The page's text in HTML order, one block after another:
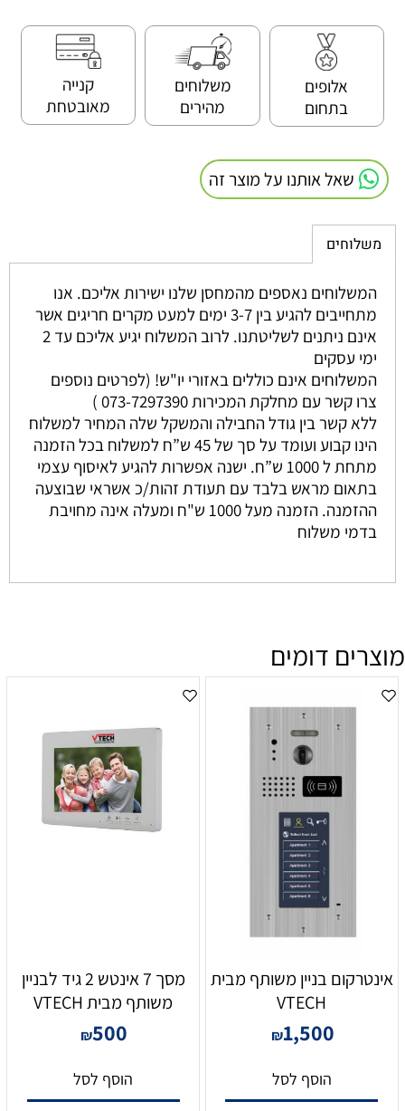
אלופים
בתחום
משלוחים
מהירים
קנייה
מאובטחת
שאל אותנו על מוצר זה
משלוחים
המשלוחים נאספים מהמחסן שלנו ישירות אליכם. אנו
מתחייבים להגיע בין 3-7 ימים למעט מקרים חריגים אשר
אינם ניתנים לשליטתנו. לרוב המשלוח יגיע אליכם עד 2
ימי עסקים
המשלוחים אינם כוללים באזורי יו"ש! (לפרטים נוספים
צרו קשר עם מחלקת המכירות 073-7297390 )
ללא קשר בין גודל החבילה והמשקל שלה המחיר למשלוח
הינו קבוע ועומד על סך של 45 ש”ח למשלוח בכל הזמנה
מתחת ל 1000 ש”ח. ישנה אפשרות להגיע לאיסוף עצמי
בתאום מראש בלבד עם תעודת זהות/כ אשראי שבוצעה
ההזמנה. הזמנה מעל 1000 ש"ח ומעלה אינה מחויבת
בדמי משלוח
מוצרים דומים
אינטרקום בניין משותף מבית
VTECH
₪1,500
הוסף לסל
מסך 7 אינטש 2 גיד לבניין
משותף מבית VTECH
₪500
הוסף לסל